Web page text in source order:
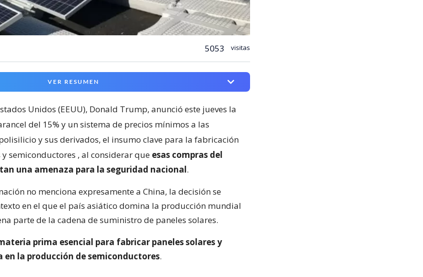
5053 visitas
VER RESUMEN
Unidos (EEUU), Donald Trump, anunció este jueves la
del 15% y un sistema de precios mínimos a las
y sus derivados, el insumo clave para la fabricación
semiconductores , al considerar que esas compras del
una amenaza para la seguridad nacional.
no menciona expresamente a China, la decisión se
en el que el país asiático domina la producción mundial
parte de la cadena de suministro de paneles solares.
prima esencial para fabricar paneles solares y
en la producción de semiconductores.